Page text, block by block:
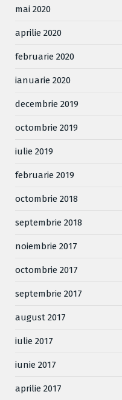
mai 2020
aprilie 2020
februarie 2020
ianuarie 2020
decembrie 2019
octombrie 2019
iulie 2019
februarie 2019
octombrie 2018
septembrie 2018
noiembrie 2017
octombrie 2017
septembrie 2017
august 2017
iulie 2017
iunie 2017
aprilie 2017